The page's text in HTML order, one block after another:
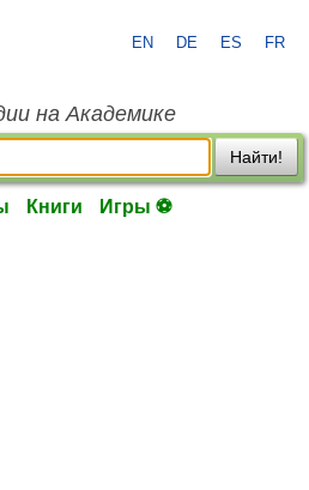
EN DE ES FR
на Академике
Найти!
Книги Игры ⚽